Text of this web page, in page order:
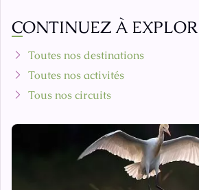
CONTINUEZ À
Toutes nos destinations
Toutes nos activités
Tous nos circuits